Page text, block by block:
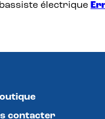
électrique
contacter